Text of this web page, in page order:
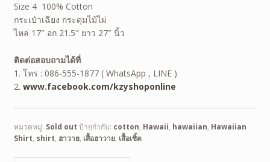
Size 4 100% Cotton
กระเป๋าเฉียง กระดุมไม้ไผ่
ไหล่ 17″ อก 21.5″ ยาว 27″ นิ้ว
ติดต่อสอบถามได้ที่
1. โทร : 086-555-1877 ( WhatsApp , LINE )
2. www.facebook.com/kzyshoponline
หมวดหมู่: Sold out ป้ายกำกับ: cotton, Hawaii, hawaiian, Hawaiian
Shirt, shirt, ฮาวาย, เสื้อฮาวาย, เสื้อเชิ้ต